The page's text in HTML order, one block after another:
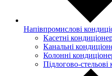
Напівпромислові
Касетні
Канальні
Колонні
Підлогово-стельові